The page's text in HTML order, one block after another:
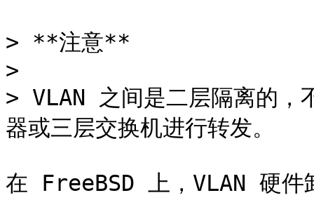
> **注意**
>
> VLAN 之间是二层隔离的，
器或三层交换机进行转发。
在 FreeBSD 上，VLAN 硬件